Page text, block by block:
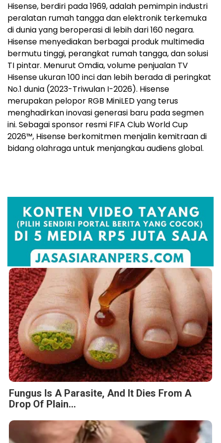
Hisense, berdiri pada 1969, adalah pemimpin industri
peralatan rumah tangga dan elektronik terkemuka
di dunia yang beroperasi di lebih dari 160 negara.
Hisense menyediakan berbagai produk multimedia
bermutu tinggi, perangkat rumah tangga, dan solusi
TI pintar. Menurut Omdia, volume penjualan TV
Hisense ukuran 100 inci dan lebih berada di peringkat
No.1 dunia (2023-Triwulan I-2026). Hisense
merupakan pelopor RGB MiniLED yang terus
menghadirkan inovasi generasi baru pada segmen
ini. Sebagai sponsor resmi FIFA Club World Cup
2026™, Hisense berkomitmen menjalin kemitraan di
bidang olahraga untuk menjangkau audiens global.
Fungus Is A Parasite, And It Dies From A
Drop Of Plain...